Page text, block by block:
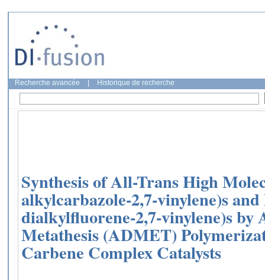
Recherche avancée Historique de recherche
Synthesis of All-Trans High
alkylcarbazole-2,7-vinylene)s and
dialkylfluorene-2,7-vinylene)s by
Metathesis (ADMET)
Carbene Complex Catalysts